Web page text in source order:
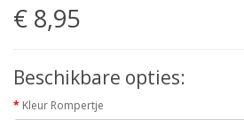
€ 8,95
Beschikbare opties:
Kleur Rompertje